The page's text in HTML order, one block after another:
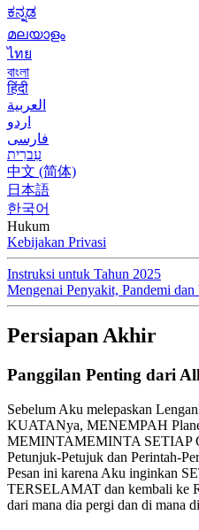
ಕನ್ನಡ
മലയാളം
ไทย
বাংলা
हिंदी
العربية
اردو
فارسی
עִברִית
中文 (简体)
日本語
한국어
Hukum
Kebijakan Privasi
Instruksi untuk Tahun 2025
Mengenai Penyakit, Pandemi
Persiapan Akhir
Panggilan Penting dari
Sebelum Aku melepaskan
KUATANya, MENEMPAH
MEMINTAMEMINTA SETIAP
Petunjuk-Petujuk dan Perintah-
Pesan ini karena Aku inginkan
TERSELAMAT dan kembali ke
dari mana dia pergi dan di mana